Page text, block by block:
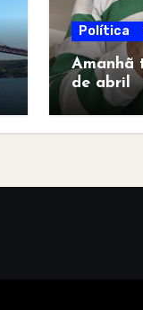
Política
Amanhã
de abril